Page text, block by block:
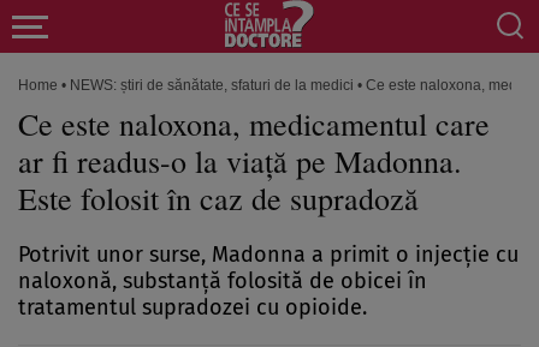
Home • NEWS: știri de sănătate, sfaturi de la medici • Ce este naloxona,
Ce este naloxona, medicamentul care
ar fi readus-o la viață pe Madonna.
Este folosit în caz de supradoză
Potrivit unor surse, Madonna a primit o injecție cu
naloxonă, substanță folosită de obicei în
tratamentul supradozei cu opioide.